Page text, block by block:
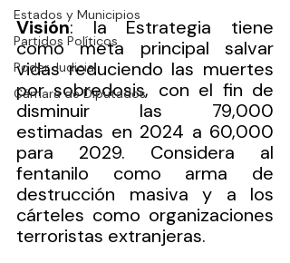
Estados y Municipios
Partidos Políticos
Poder Judicial
Cámara de Diputados
Visión: la Estrategia tiene
como meta principal salvar
vidas reduciendo las muertes
por sobredosis, con el fin de
disminuir las 79,000
estimadas en 2024 a 60,000
para 2029. Considera al
fentanilo como arma de
destrucción masiva y a los
cárteles como organizaciones
terroristas extranjeras.